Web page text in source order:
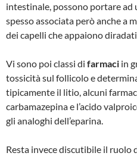
intestinale, possono portare ad
spesso associata però anche a
dei capelli che appaiono
Vi sono poi classi di farmaci in
tossicità sul follicolo e
tipicamente il litio, alcuni
carbamazepina e l’acido
gli analoghi dell’eparina.
Resta invece discutibile il ruolo